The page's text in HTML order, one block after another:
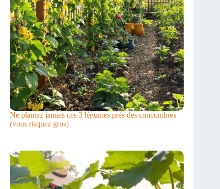
Ne plantez jamais ces 3 légumes près des concombres
(vous risquez gros)